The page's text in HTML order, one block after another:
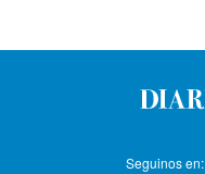
Seguinos en: